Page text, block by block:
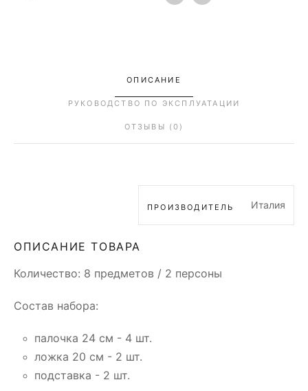
ОПИСАНИЕ
РУКОВОДСТВО ПО ЭКСПЛУАТАЦИИ
ОТЗЫВЫ (0)
ПРОИЗВОДИТЕЛЬ Италия
ОПИСАНИЕ ТОВАРА
Количество: 8 предметов / 2 персоны
Состав набора:
палочка 24 см - 4 шт.
ложка 20 см - 2 шт.
подставка - 2 шт.